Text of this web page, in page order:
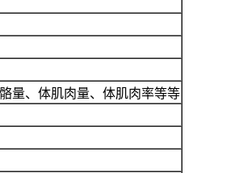
量、体肌肉量、体肌肉率等等